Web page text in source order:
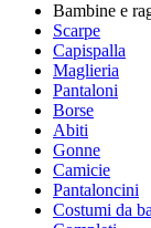
Bambine e
Scarpe
Capispalla
Maglieria
Pantaloni
Borse
Abiti
Gonne
Camicie
Pantaloncini
Costumi da